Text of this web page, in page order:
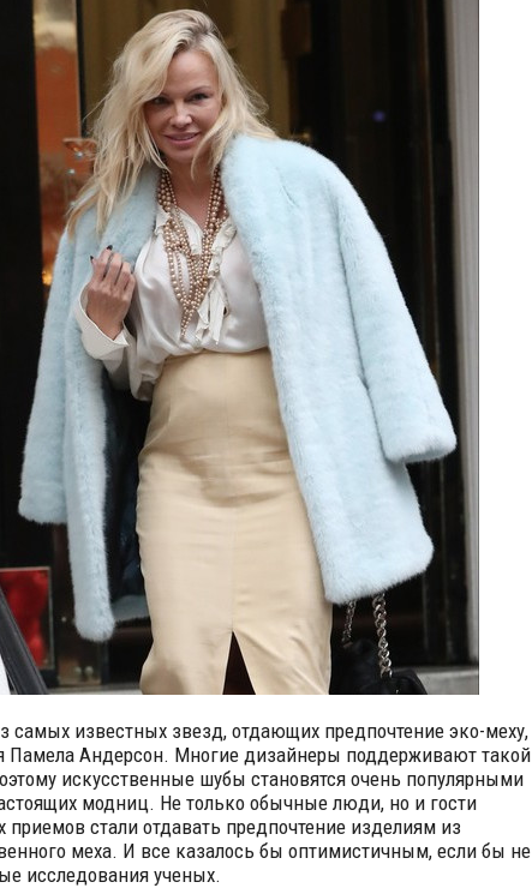
самых известных звезд, отдающих предпочтение эко-меху,
Памела Андерсон. Многие дизайнеры поддерживают такой
искусственные шубы становятся очень популярными
модниц. Не только обычные люди, но и гости
приемов стали отдавать предпочтение изделиям из
меха. И все казалось бы оптимистичным, если бы не
исследования ученых.